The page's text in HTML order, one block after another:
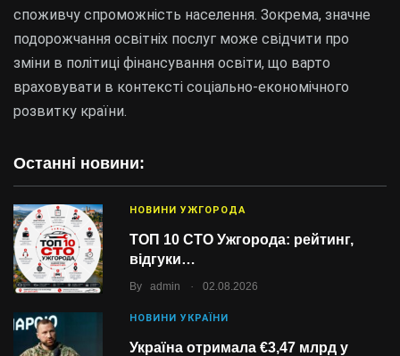
Останні новини:
НОВИНИ УЖГОРОДА
ТОП 10 СТО Ужгорода: рейтинг,
відгуки…
By admin . 02.08.2026
НОВИНИ УКРАЇНИ
Україна отримала €3,47 млрд у
споживчу спроможність населення. Зокрема, значне
подорожчання освітніх послуг може свідчити про
зміни в політиці фінансування освіти, що варто
враховувати в контексті соціально-економічного
розвитку країни.